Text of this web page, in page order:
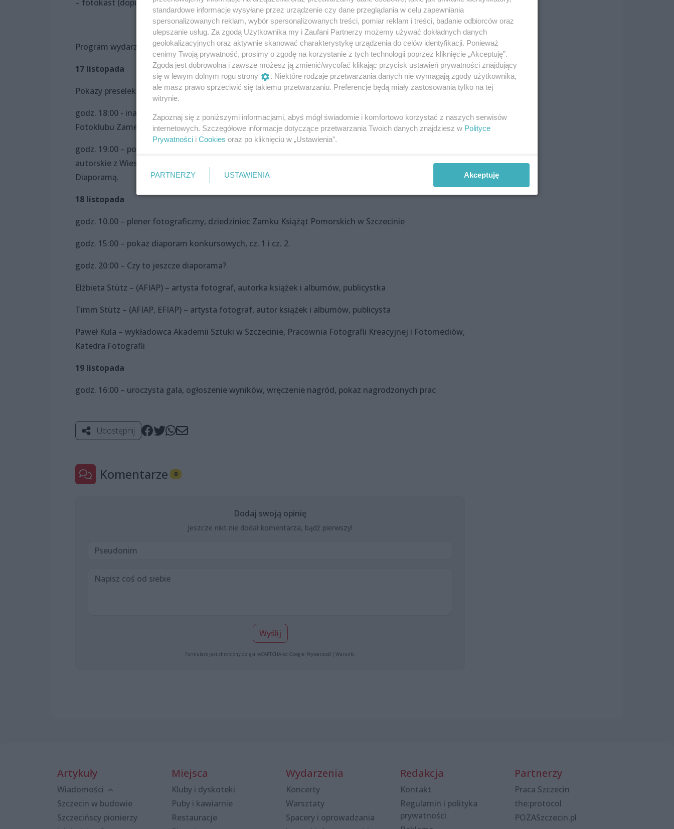
– fotokast (dopuszczalny ruch w przenikaniach, dopuszczalne sekwencje filmowe).
Program wydarzenia:
17 listopada
Pokazy preselekcyjne z udziałem jury, cz. 1 i cz. 2.
godz. 18:00 - inauguracja 44. Pomorskich Spotkań z Diaporamą i otwarcie wystawy fotograficznej
Fotoklubu Zamek „Wieloświaty”
godz. 19:00 – pokaz laureatów poprzednich edycji Pomorskich Spotkań z Diaporamą – spotkanie
autorskie z Wiesławem Jaskulskim – diaporamistą, wielokrotnym laureatem Pomorskich Spotkań z
Diaporamą.
18 listopada
godz. 10.00 – plener fotograficzny, dziedziniec Zamku Książąt Pomorskich w Szczecinie
godz. 15:00 – pokaz diaporam konkursowych, cz. 1 i cz. 2.
godz. 20:00 – Czy to jeszcze diaporama?
Elżbieta Stütz – (AFIAP) – artysta fotograf, autorka książek i albumów, publicystka
Timm Stütz – (AFIAP, EFIAP) – artysta fotograf, autor książek i albumów, publicysta
Paweł Kula – wykładowca Akademii Sztuki w Szczecinie, Pracownia Fotografii Kreacyjnej i Fotomediów,
Katedra Fotografii
19 listopada
godz. 16:00 – uroczysta gala, ogłoszenie wyników, wręczenie nagród, pokaz nagrodzonych prac
Udostępnij
Komentarze 0
Dodaj swoją opinię
Jeszcze nikt nie dodał komentarza, bądź pierwszy!
Wyślij
Formularz jest chroniony dzięki reCAPTCHA od Google: Prywatność| Warunki
Artykuły
Wiadomości
Szczecin w budowie
Szczecińscy pionierzy
Miejsca
Kluby i dyskoteki
Puby i kawiarnie
Restauracje
Wydarzenia
Koncerty
Warsztaty
Spacery i oprowadzania
Redakcja
Kontakt
Regulamin i polityka
prywatności
Partnerzy
Praca Szczecin
the:protocol
POZASzczecin.pl
standardowe informacje wysyłane przez urządzenie czy dane przeglądania w celu zapewniania
spersonalizowanych reklam, wybór spersonalizowanych treści, pomiar reklam i treści, badanie odbiorców oraz
ulepszanie usług. Za zgodą Użytkownika my i Zaufani Partnerzy możemy używać dokładnych danych
geolokalizacyjnych oraz aktywnie skanować charakterystykę urządzenia do celów identyfikacji. Ponieważ
cenimy Twoją prywatność, prosimy o zgodę na korzystanie z tych technologii poprzez kliknięcie „Akceptuję”.
Zgoda jest dobrowolna i zawsze możesz ją zmienić/wycofać klikając przycisk ustawień prywatności znajdujący
się w lewym dolnym rogu strony
. Niektóre rodzaje przetwarzania danych nie wymagają zgody użytkownika,
ale masz prawo sprzeciwić się takiemu przetwarzaniu. Preferencje będą miały zastosowania tylko na tej
witrynie.
Zapoznaj się z poniższymi informacjami, abyś mógł świadomie i komfortowo korzystać z naszych serwisów
internetowych. Szczegółowe informacje dotyczące przetwarzania Twoich danych znajdziesz w Polityce
Prywatności i Cookies oraz po kliknięciu w „Ustawienia”.
PARTNERZY USTAWIENIA Akceptuję